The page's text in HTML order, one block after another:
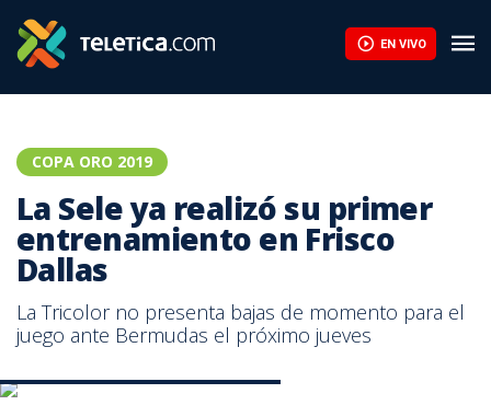
EN VIVO
COPA ORO 2019
La Sele ya realizó su primer
entrenamiento en Frisco
Dallas
La Tricolor no presenta bajas de momento para el
juego ante Bermudas el próximo jueves